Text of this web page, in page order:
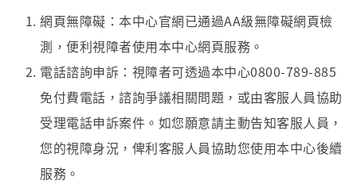
網頁無障礙：本中心官網已通過AA級無障礙網頁檢
測，便利視障者使用本中心網頁服務。
電話諮詢申訴：視障者可透過本中心0800-789-885
免付費電話，諮詢爭議相關問題，或由客服人員協助
受理電話申訴案件。如您願意請主動告知客服人員，
您的視障身況，俾利客服人員協助您使用本中心後續
服務。